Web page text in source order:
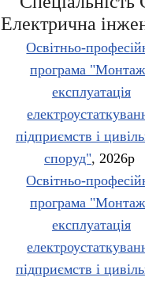
Електрична
Освітньо-
програма "Монтаж
експлуатація
підприємств і
споруд", 2026р
Освітньо-
програма "Монтаж
експлуатація
підприємств і